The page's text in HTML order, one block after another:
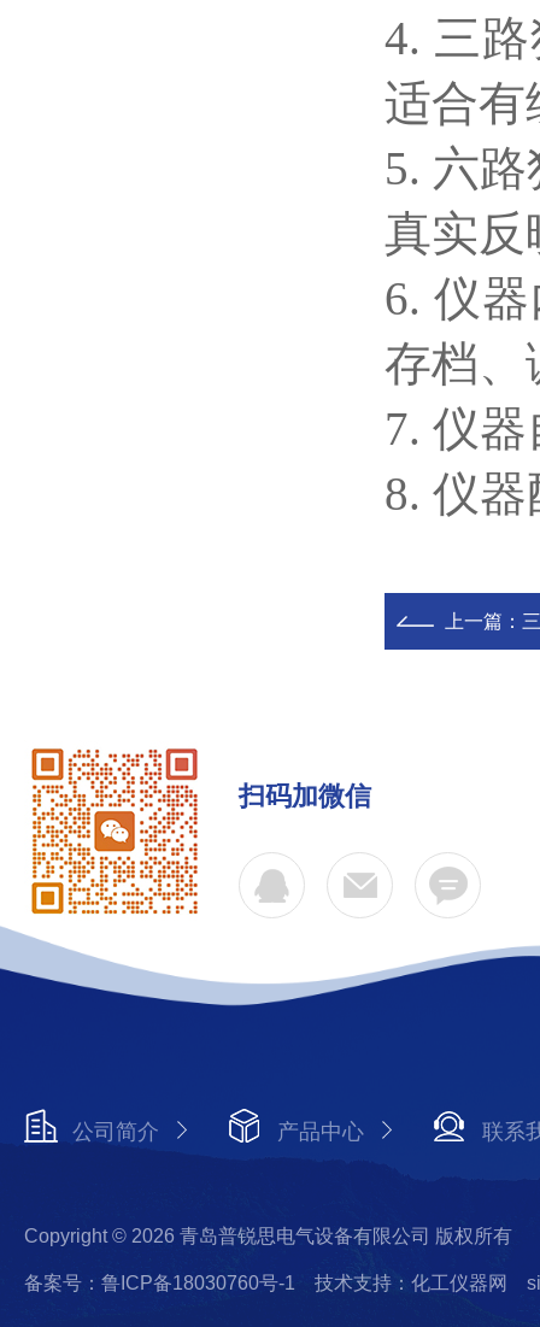
4. 三
适合有
5. 六
真实反
6. 仪
存档、
7. 仪
8. 仪
上一篇：
扫码加微信
公司简介 产品中心 联系
Copyright © 2026 青岛普锐思电气设备有限公司 版权所有
备案号：鲁ICP备18030760号-1 技术支持：化工仪器网